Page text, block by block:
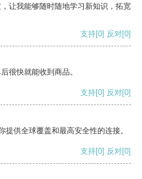
让我能够随时随地学习新知识，拓宽
支持[0] 反对[0]
很快就能收到商品。
支持[0] 反对[0]
供全球覆盖和最高安全性的连接。
支持[0] 反对[0]